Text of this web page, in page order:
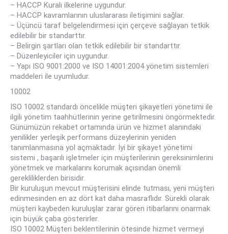
– HACCP Kuralı ilkelerine uygundur.
– HACCP kavramlarının uluslararası iletişimini sağlar.
– Üçüncü taraf belgelendirmesi için çerçeve sağlayan tetkik
edilebilir bir standarttır.
– Belirgin şartları olan tetkik edilebilir bir standarttır.
– Düzenleyiciler için uygundur.
– Yapı ISO 9001:2000 ve ISO 14001:2004 yönetim sistemleri
maddeleri ile uyumludur.
10002
ISO 10002 standardı öncelikle müşteri şikayetleri yönetimi ile
ilgili yönetim taahhütlerinin yerine getirilmesini öngörmektedir.
Günümüzün rekabet ortamında ürün ve hizmet alanındaki
yenilikler yerleşik performans düzeylerinin yeniden
tanımlanmasına yol açmaktadır. İyi bir şikayet yönetimi
sistemi , başarılı işletmeler için müşterilerinin gereksinimlerini
yönetmek ve markalarını korumak açısından önemli
gerekliliklerden birisidir.
Bir kuruluşun mevcut müşterisini elinde tutması, yeni müşteri
edinmesinden en az dört kat daha masraflıdır. Sürekli olarak
müşteri kaybeden kuruluşlar zarar gören itibarlarını onarmak
için büyük çaba gösterirler.
ISO 10002 Müşteri beklentilerinin ötesinde hizmet vermeyi